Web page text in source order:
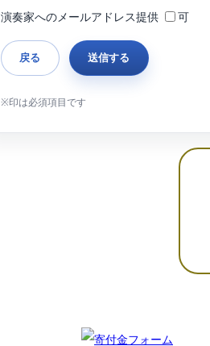
演奏家へのメールアドレス提供 可